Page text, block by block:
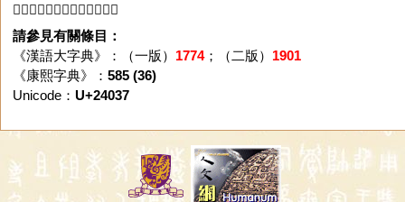
「𤀷」字未收錄於本資料庫。
請參見有關條目：
《漢語大字典》：（一版） 1774；（二版） 1901
《康熙字典》： 585 (36)
Unicode： U+24037